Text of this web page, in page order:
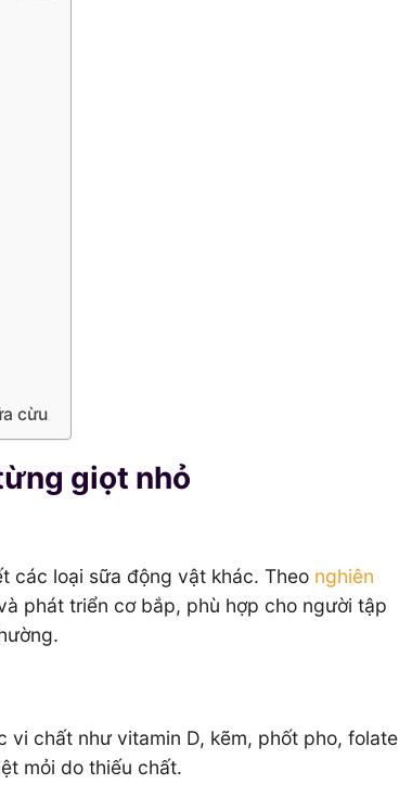
cừu
giọt nhỏ
các loại sữa động vật khác. Theo nghiên
phát triển cơ bắp, phù hợp cho người tập
chất như vitamin D, kẽm, phốt pho, folate
mỏi do thiếu chất.